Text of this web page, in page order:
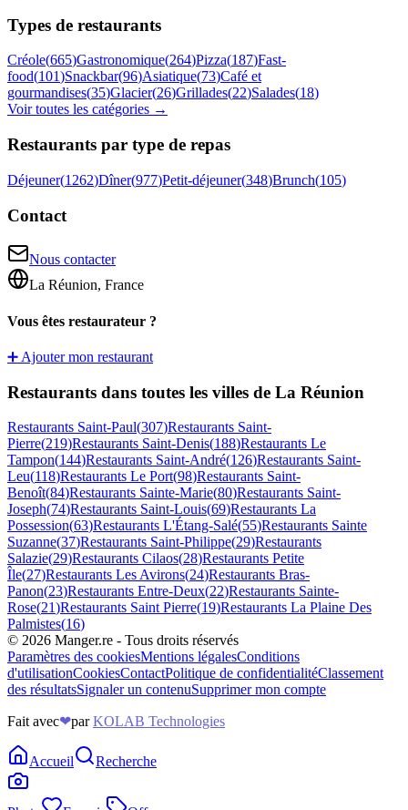
Types de restaurants
Créole(665)Gastronomique(264)Pizza(187)Fast-
food(101)Snackbar(96)Asiatique(73)Café et
gourmandises(35)Glacier(26)Grillades(22)Salades(18)
Voir toutes les catégories →
Restaurants par type de repas
Déjeuner(1262)Dîner(977)Petit-déjeuner(348)Brunch(105)
Contact
Nous contacter
La Réunion, France
Vous êtes restaurateur ?
➕ Ajouter mon restaurant
Restaurants dans toutes les villes de La Réunion
Restaurants Saint-Paul(307)Restaurants Saint-
Pierre(219)Restaurants Saint-Denis(188)Restaurants Le
Tampon(144)Restaurants Saint-André(126)Restaurants Saint-
Leu(118)Restaurants Le Port(98)Restaurants Saint-
Benoît(84)Restaurants Sainte-Marie(80)Restaurants Saint-
Joseph(74)Restaurants Saint-Louis(69)Restaurants La
Possession(63)Restaurants L'Étang-Salé(55)Restaurants Sainte
Suzanne(37)Restaurants Saint-Philippe(29)Restaurants
Salazie(29)Restaurants Cilaos(28)Restaurants Petite
Île(27)Restaurants Les Avirons(24)Restaurants Bras-
Panon(23)Restaurants Entre-Deux(22)Restaurants Sainte-
Rose(21)Restaurants Saint Pierre(19)Restaurants La Plaine Des
Palmistes(16)
© 2026 Manger.re - Tous droits réservés
Paramètres des cookiesMentions légalesConditions
d'utilisationCookiesContactPolitique de confidentialitéClassement
des résultatsSignaler un contenuSupprimer mon compte
Fait avec❤par KOLAB Technologies
Accueil Recherche